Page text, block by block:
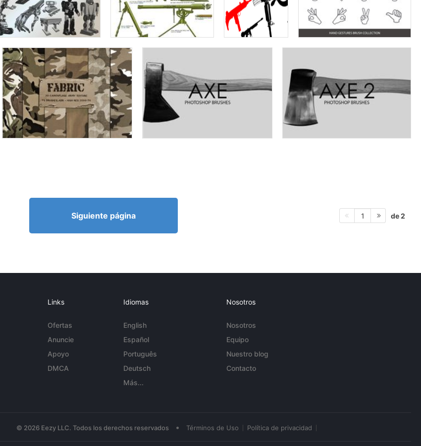
Siguiente página 1 de 2
Links
Ofertas
Anuncie
Apoyo
DMCA
Idiomas
English
Español
Português
Deutsch
Más...
Nosotros
Nosotros
Equipo
Nuestro blog
Contacto
© 2026 Eezy LLC. Todos los derechos reservados • Términos de Uso Política de privacidad